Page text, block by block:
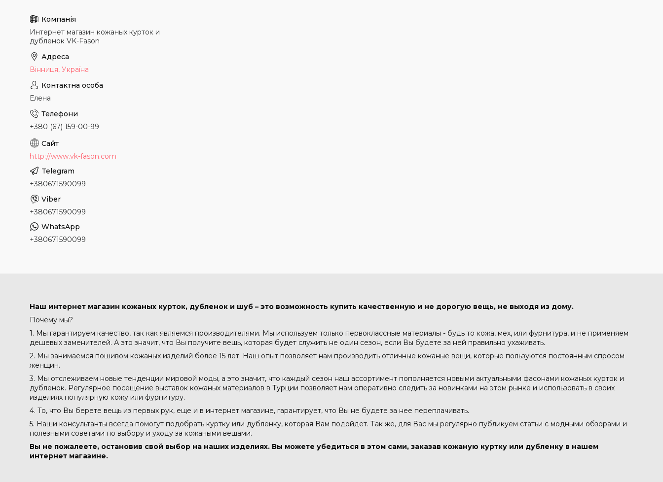
Интернет магазин кожаных курток и
дубленок VK-Fason
Вінниця, Україна
Елена
+380 (67) 159-00-99
http://www.vk-fason.com
+380671590099
+380671590099
+380671590099
Наш интернет магазин кожаных курток, дубленок и шуб – это возможность купить качественную и не дорогую вещь, не выходя из дому.
Почему мы?
1. Мы гарантируем качество, так как являемся производителями. Мы используем только первоклассные материалы - будь то кожа, мех, или фурнитура, и не применяем
дешевых заменителей. А это значит, что Вы получите вещь, которая будет служить не один сезон, если Вы будете за ней правильно ухаживать.
2. Мы занимаемся пошивом кожаных изделий более 15 лет. Наш опыт позволяет нам производить отличные кожаные вещи, которые пользуются постоянным спросом
женщин.
3. Мы отслеживаем новые тенденции мировой моды, а это значит, что каждый сезон наш ассортимент пополняется новыми актуальными фасонами кожаных курток и
дубленок. Регулярное посещение выставок кожаных материалов в Турции позволяет нам оперативно следить за новинками на этом рынке и использовать в своих
изделиях популярную кожу или фурнитуру.
4. То, что Вы берете вещь из первых рук, еще и в интернет магазине, гарантирует, что Вы не будете за нее переплачивать.
5. Наши консультанты всегда помогут подобрать куртку или дубленку, которая Вам подойдет. Так же, для Вас мы регулярно публикуем статьи с модными обзорами и
полезными советами по выбору и уходу за кожаными вещами.
Вы не пожалеете, остановив свой выбор на наших изделиях. Вы можете убедиться в этом сами, заказав кожаную куртку или дубленку в нашем
интернет магазине.